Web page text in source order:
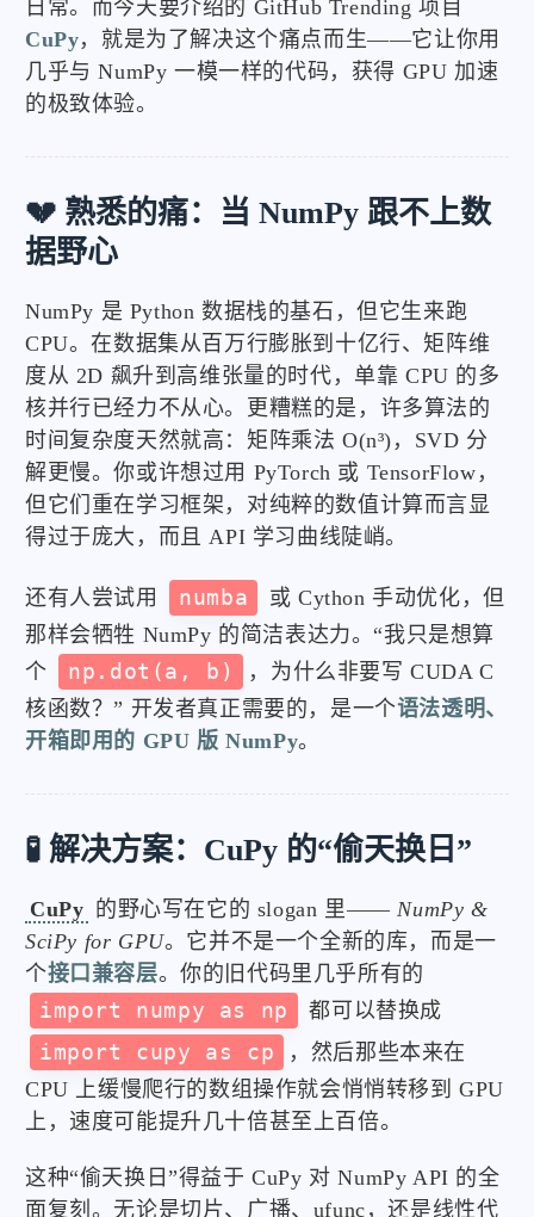
日常。而今天要介绍的 GitHub Trending 项目
CuPy，就是为了解决这个痛点而生——它让你用
几乎与 NumPy 一模一样的代码，获得 GPU 加速
的极致体验。
💔 熟悉的痛：当 NumPy 跟不上数
据野心
NumPy 是 Python 数据栈的基石，但它生来跑
CPU。在数据集从百万行膨胀到十亿行、矩阵维
度从 2D 飙升到高维张量的时代，单靠 CPU 的多
核并行已经力不从心。更糟糕的是，许多算法的
时间复杂度天然就高：矩阵乘法 O(n³)，SVD 分
解更慢。你或许想过用 PyTorch 或 TensorFlow，
但它们重在学习框架，对纯粹的数值计算而言显
得过于庞大，而且 API 学习曲线陡峭。
还有人尝试用 numba
或 Cython 手动优化，但
那样会牺牲 NumPy 的简洁表达力。“我只是想算
个
np.dot(a, b)
，为什么非要写 CUDA C
核函数？” 开发者真正需要的，是一个语法透明、
开箱即用的 GPU 版 NumPy。
🧪 解决方案：CuPy 的“偷天换日”
CuPy 的野心写在它的 slogan 里——NumPy &
SciPy for GPU。它并不是一个全新的库，而是一
个接口兼容层。你的旧代码里几乎所有的
import numpy as np
都可以替换成
import cupy as cp
，然后那些本来在
CPU 上缓慢爬行的数组操作就会悄悄转移到 GPU
上，速度可能提升几十倍甚至上百倍。
这种“偷天换日”得益于 CuPy 对 NumPy API 的全
面复刻。无论是切片、广播、ufunc，还是线性代